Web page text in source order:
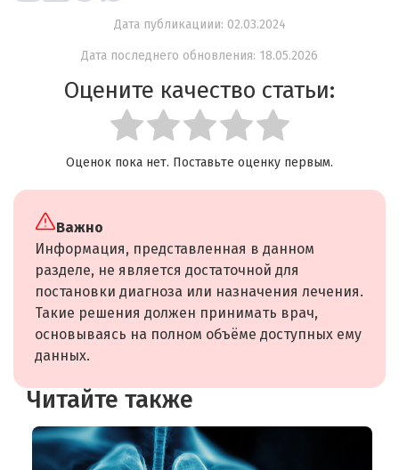
Дата публикациии: 02.03.2024
Дата последнего обновления: 18.05.2026
Оцените качество статьи:
Оценок пока нет. Поставьте оценку первым.
Важно
Информация, представленная в данном
разделе, не является достаточной для
постановки диагноза или назначения лечения.
Такие решения должен принимать врач,
основываясь на полном объёме доступных ему
данных.
Читайте также